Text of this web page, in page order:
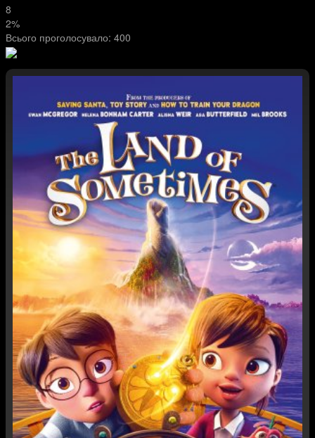
8
2%
Всього проголосувало: 400